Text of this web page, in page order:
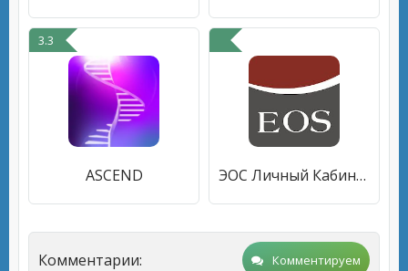
3.3
ASCEND ЭОС Личный Кабинет
Комментарии: Комментируем